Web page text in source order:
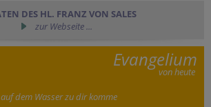
DES HL. FRANZ VON SALES
zur Webseite ...
Evangelium
von heute
dem Wasser zu dir komme